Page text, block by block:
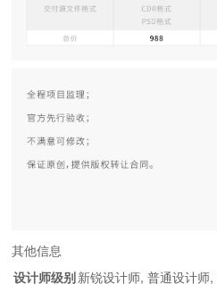
其他信息
设计师级别新锐设计师,普通设计师,